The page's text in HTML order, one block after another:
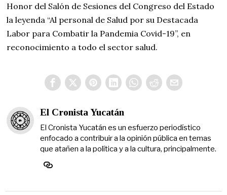
Honor del Salón de Sesiones del Congreso del Estado
la leyenda “Al personal de Salud por su Destacada
Labor para Combatir la Pandemia Covid-19”, en
reconocimiento a todo el sector salud.
El Cronista Yucatán
El Cronista Yucatán es un esfuerzo periodístico
enfocado a contribuir a la opinión pública en temas
que atañen a la política y a la cultura, principalmente.